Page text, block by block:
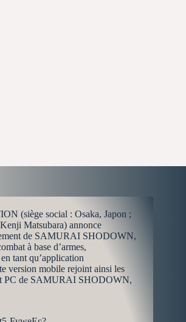
(siège social : Osaka, Japon ;
Matsubara) annonce
de SAMURAI SHODOWN,
à base d’armes,
en tant qu’application
version mobile rejoint ainsi les
PC de SAMURAI SHODOWN,